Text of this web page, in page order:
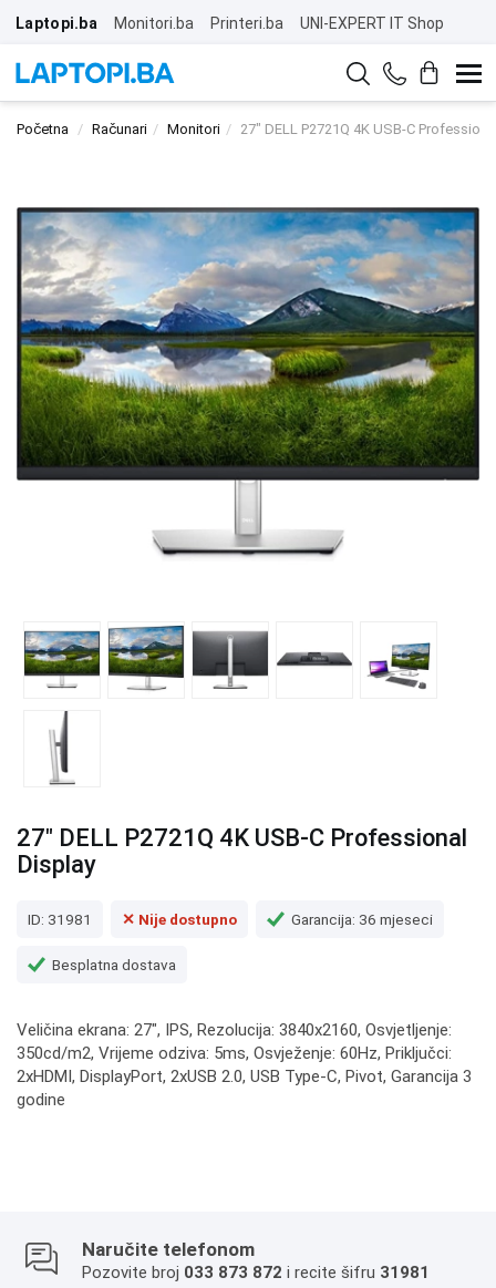
Laptopi.ba Monitori.ba Printeri.ba UNI-EXPERT IT Shop
Početna Računari Monitori 27" DELL P2721Q 4K USB-C
27" DELL P2721Q 4K USB-C Professional
Display
ID: 31981 ✕ Nije dostupno Garancija: 36 mjeseci
Besplatna dostava
Veličina ekrana: 27", IPS, Rezolucija: 3840x2160, Osvjetljenje:
350cd/m2, Vrijeme odziva: 5ms, Osvježenje: 60Hz, Priključci:
2xHDMI, DisplayPort, 2xUSB 2.0, USB Type-C, Pivot, Garancija 3
godine
Naručite telefonom
Pozovite broj 033 873 872 i recite šifru 31981